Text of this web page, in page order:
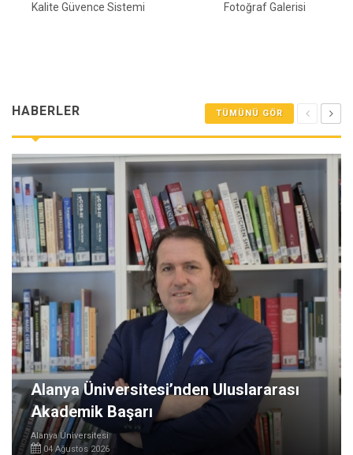
Fotoğraf Galerisi Yurtdışı Eğitim Fırsatları
HABERLER TÜMÜNÜ GÖR
Alanya Üniversitesi’nden Uluslararası
Akademik Başarı
Alanya Üniversitesi
04 Ağustos 2026